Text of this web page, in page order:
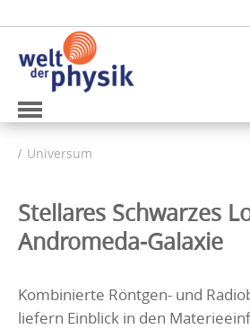
Universum
Stellares Schwarzes
Andromeda-Galaxie
Kombinierte Röntgen- und
liefern Einblick in den